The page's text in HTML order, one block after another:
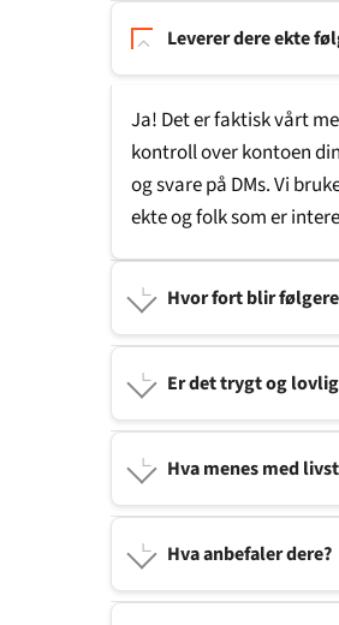
Leverer dere ekte
Ja! Det er faktisk vårt
kontroll over kontoen
og svare på DMs. Vi
ekte og folk som er
Hvor fort blir
Er det trygt og
Hva menes med
Hva anbefaler dere?